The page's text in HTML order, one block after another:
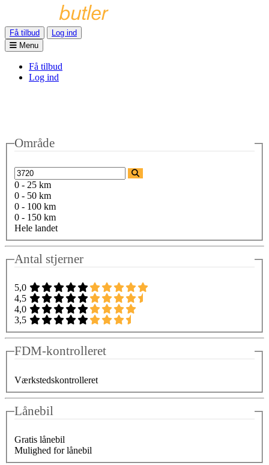
Få tilbud
Log ind
Menu
Få tilbud
Log ind
Område
0 - 25 km
0 - 50 km
0 - 100 km
0 - 150 km
Hele landet
Antal stjerner
5,0
4,5
4,0
3,5
FDM-kontrolleret
Værkstedskontrolleret
Lånebil
Gratis lånebil
Mulighed for lånebil